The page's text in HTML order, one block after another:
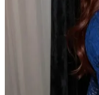
Η Νίνα, η καλόκαρδη
Η Νίνα είναι η πιο
Τιάνας, και πάντα
εαυτός. \nΣήμερα σε